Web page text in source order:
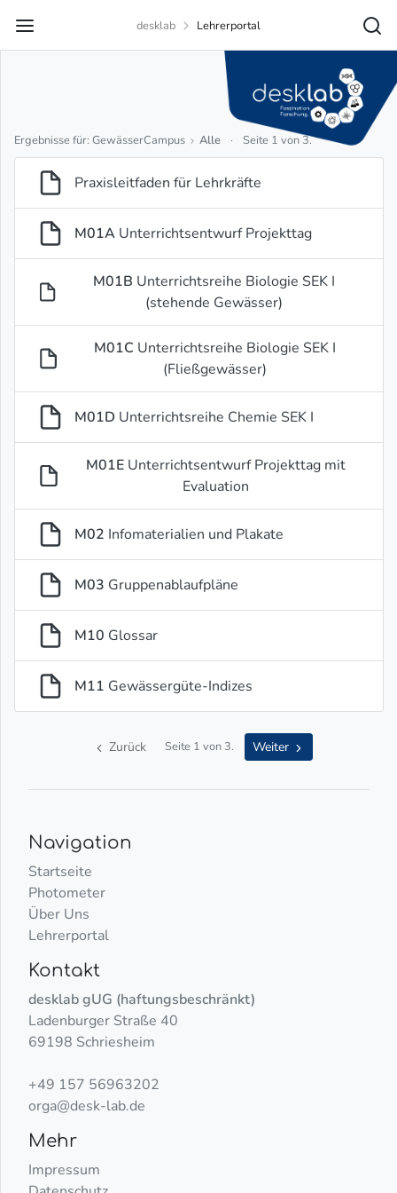
desklab Lehrerportal
Ergebnisse für: GewässerCampus Alle · Seite 1 von 3.
Praxisleitfaden für Lehrkräfte
M01A Unterrichtsentwurf Projekttag
M01B
(stehende Gewässer)
M01C
(Fließgewässer)
M01D Unterrichtsreihe Chemie SEK I
M01E
Evaluation
M02 Infomaterialien und Plakate
M03 Gruppenablaufpläne
M10 Glossar
M11 Gewässergüte-Indizes
Zurück Seite 1 von 3. Weiter
Navigation
Startseite
Photometer
Über Uns
Lehrerportal
Kontakt
desklab gUG (haftungsbeschränkt)
Ladenburger Straße 40
69198 Schriesheim
+49 157 56963202
orga@desk-lab.de
Mehr
Impressum